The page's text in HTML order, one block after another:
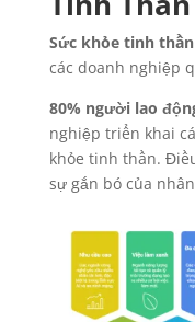
Sức khỏe tinh thần
các doanh nghiệp
80% người lao
nghiệp triển khai
khỏe tinh thần.
sự gắn bó của